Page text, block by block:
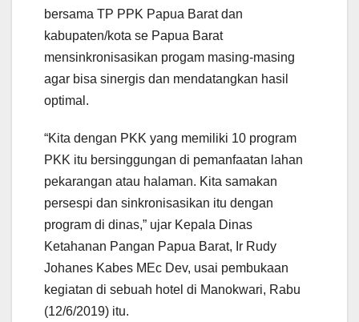
bersama TP PPK Papua Barat dan
kabupaten/kota se Papua Barat
mensinkronisasikan progam masing-masing
agar bisa sinergis dan mendatangkan hasil
optimal.
“Kita dengan PKK yang memiliki 10 program
PKK itu bersinggungan di pemanfaatan lahan
pekarangan atau halaman. Kita samakan
persespi dan sinkronisasikan itu dengan
program di dinas,” ujar Kepala Dinas
Ketahanan Pangan Papua Barat, Ir Rudy
Johanes Kabes MEc Dev, usai pembukaan
kegiatan di sebuah hotel di Manokwari, Rabu
(12/6/2019) itu.